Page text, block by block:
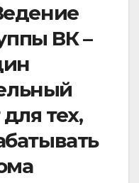
ВК –
тех,